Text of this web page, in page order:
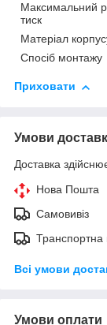
Максимальний
тиск
Матеріал
Спосіб монтажу
Приховати
Умови
Доставка
Нова Пошта
Самовивіз
Транспортна
Всі умови
Умови оплати